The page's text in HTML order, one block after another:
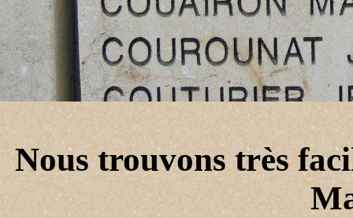
Nous trouvons très